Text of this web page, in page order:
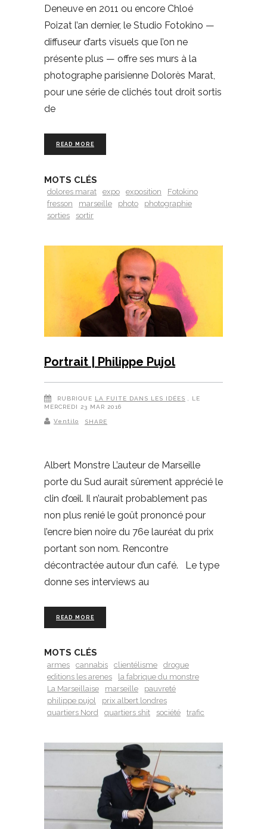
Deneuve en 2011 ou encore Chloé
Poizat l’an dernier, le Studio Fotokino —
diffuseur d’arts visuels que l’on ne
présente plus — offre ses murs à la
photographe parisienne Dolorès Marat,
pour une série de clichés tout droit sortis
de
READ MORE
MOTS CLÉS
dolores marat expo exposition
Fotokino
fresson
marseille photo
photographie
sorties
sortir
Portrait | Philippe Pujol
RUBRIQUE LA FUITE DANS LES IDÉES
, LE
MERCREDI 23 MAR 2016
Ventilo SHARE
Albert Monstre L’auteur de Marseille
porte du Sud aurait sûrement apprécié le
clin d’œil. Il n’aurait probablement pas
non plus renié le goût prononcé pour
l’encre bien noire du 76e lauréat du prix
portant son nom. Rencontre
décontractée autour d’un café. Le type
donne ses interviews au
READ MORE
MOTS CLÉS
armes cannabis clientélisme
drogue
editions les arenes
la fabrique du monstre
La Marseillaise
marseille
pauvreté
philippe pujol
prix albert londres
quartiers Nord
quartiers shit société trafic